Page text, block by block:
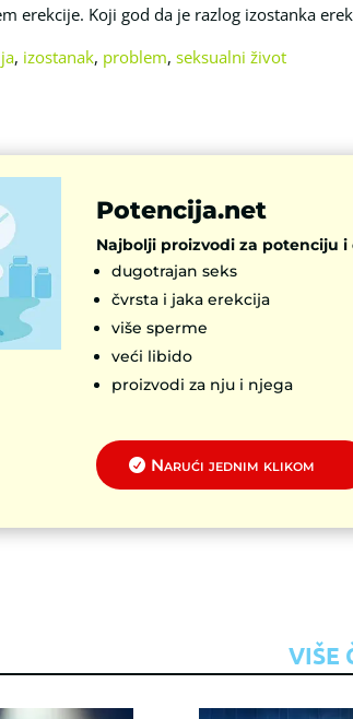
erekcije. Koji god da je razlog izostanka
, izostanak, problem, seksualni život
Potencija.net
Najbolji proizvodi za potenciju i
dugotrajan seks
čvrsta i jaka erekcija
više sperme
veći libido
proizvodi za nju i njega
Narući jednim klikom
VIŠE